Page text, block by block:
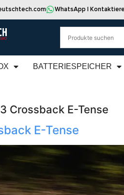
WhatsApp |
BATTERIESPEICHER
Crossback E-Tense
E-Tense